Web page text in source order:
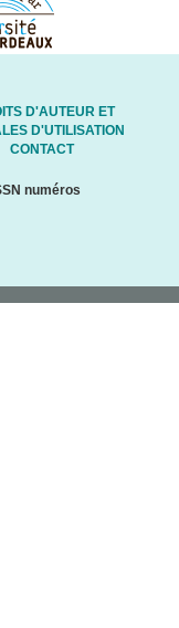
D'AUTEUR ET
D'UTILISATION
CONTACT
numéros